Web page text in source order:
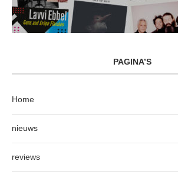
PAGINA’S
Home
nieuws
reviews